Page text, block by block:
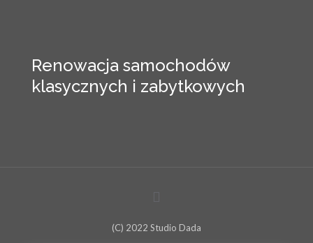
Renowacja samochodów
klasycznych i zabytkowych
(C) 2022 Studio Dada